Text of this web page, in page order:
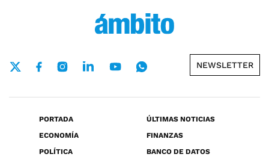
NEWSLETTER
PORTADA
ÚLTIMAS NOTICIAS
ECONOMÍA
FINANZAS
POLÍTICA
BANCO DE DATOS